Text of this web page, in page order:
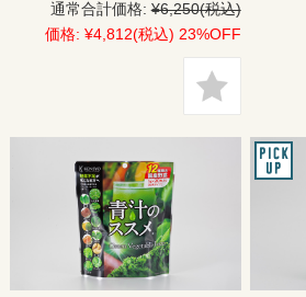
通常合計価格: ¥6,250(税込)
価格: ¥4,812(税込) 23%OFF